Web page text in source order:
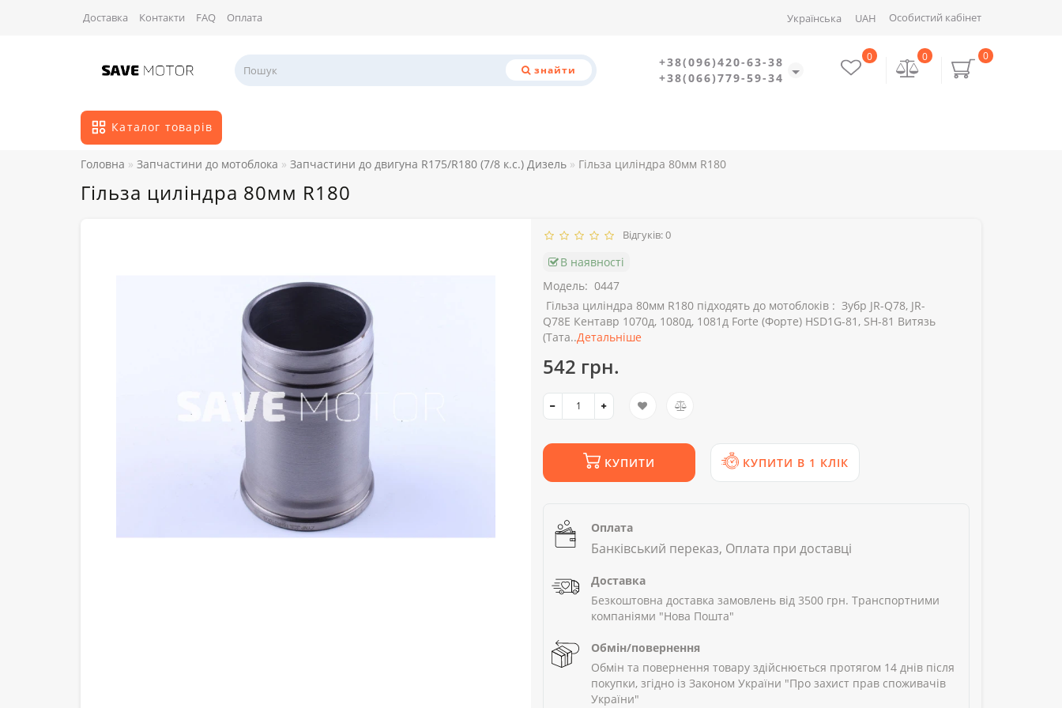
Особистий кабінет
UAH
Українська
Доставка Контакти FAQ Оплата
знайти
+38(096)420-63-38
+38(066)779-59-34
0
0
0
Каталог товарів
Головна Запчастини до мотоблока Запчастини до двигуна R175/R180 (7/8 к.с.) Дизель Гільза циліндра 80мм R180
Гільза циліндра 80мм R180
Відгуків: 0
В наявності
Модель: 0447
Гільза циліндра 80мм R180 підходять до мотоблоків : Зубр JR-Q78, JR-
Q78E Кентавр 1070д, 1080д, 1081д Forte (Форте) HSD1G-81, SH-81 Витязь
(Тата..Детальніше
542 грн.
КУПИТИ КУПИТИ В 1 КЛІК
Оплата
Банківський переказ, Оплата при доставці
Доставка
Безкоштовна доставка замовлень від 3500 грн. Транспортними
компаніями "Нова Пошта"
Обмін/повернення
Обмін та повернення товару здійснюється протягом 14 днів після
покупки, згідно із Законом України "Про захист прав споживачів
України"